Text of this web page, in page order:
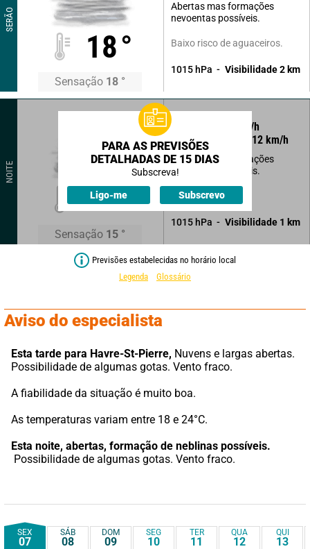
SERÃO
18°
Sensação 18 °
Abertas mas formações
nevoentas possíveis.
Baixo risco de aguaceiros.
1015 hPa Visibilidade 2 km
NOITE
17°
Sensação 15 °
km/h
Rajadas a
12 km/h
Abertas mas formações
nevoentas possíveis.
Sem precipitações.
1015 hPa Visibilidade 1 km
PARA AS PREVISÕES
DETALHADAS DE 15 DIAS
Subscreva!
Ligo-me Subscrevo
Previsões estabelecidas no horário local
Legenda
Glossário
Aviso do especialista
Esta tarde para Havre-St-Pierre, Nuvens e largas abertas.
Possibilidade de algumas gotas. Vento fraco.
A fiabilidade da situação é muito boa.
As temperaturas variam entre 18 e 24°C.
Esta noite, abertas, formação de neblinas possíveis.
Possibilidade de algumas gotas. Vento fraco.
SEX
07
SÁB
08
DOM
09
SEG
10
TER
11
QUA
12
QUI
13